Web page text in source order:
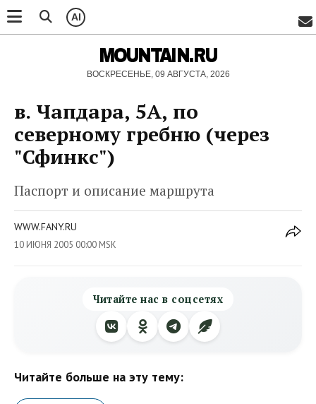
AI
MOUNTAIN.RU
ВОСКРЕСЕНЬЕ, 09 АВГУСТА, 2026
в. Чапдара, 5А, по
северному гребню (через
"Сфинкс")
Паспорт и описание маршрута
WWW.FANY.RU
10 ИЮНЯ 2005 00:00 MSK
Читайте нас в соцсетях
Читайте больше на эту тему: